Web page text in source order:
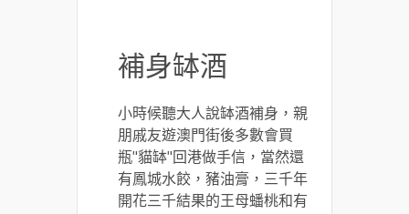
補身缽酒
小時候聽大人說缽酒補身，親
朋戚友遊澳門街後多數會買
瓶"貓缽"回港做手信，當然還
有鳳城水餃，豬油膏，三千年
開花三千結果的王母蟠桃和有